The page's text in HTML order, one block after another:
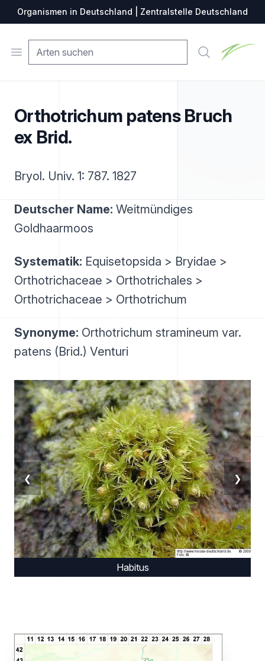
Organismen in Deutschland | Zentralstelle Deutschland
Open menu Suche
Orthotrichum patens Bruch
ex Brid.
Bryol. Univ. 1: 787. 1827
Deutscher Name: Weitmündiges
Goldhaarmoos
Systematik: Equisetopsida > Bryidae >
Orthotrichaceae > Orthotrichales >
Orthotrichaceae > Orthotrichum
Synonyme: Orthotrichum stramineum var.
patens (Brid.) Venturi
Habitus
❮ ❯